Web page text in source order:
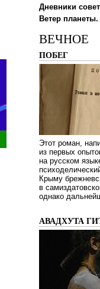
Дневники
Ветер
ВЕЧНОЕ
ПОБЕГ
Этот роман,
из первых
на русском
Крыму
в
однако
АВАДХУТА